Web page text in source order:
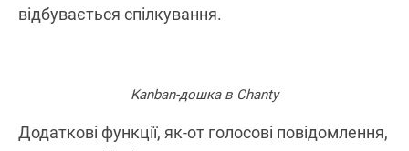
відбувається спілкування.